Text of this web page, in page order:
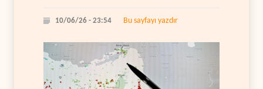
10/06/26 - 23:54 Bu sayfayı yazdır